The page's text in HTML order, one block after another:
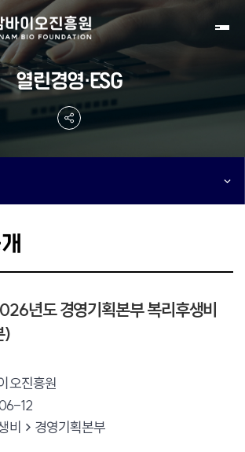
열린경영·ESG
년도 경영기획본부 복리후생비
)
오진흥원
12
비 경영기획본부